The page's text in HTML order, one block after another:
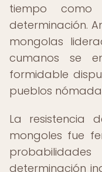
tiempo
determinación.
mongolas
cumanos se
formidable
pueblos
La resistencia
mongoles fue
determinación